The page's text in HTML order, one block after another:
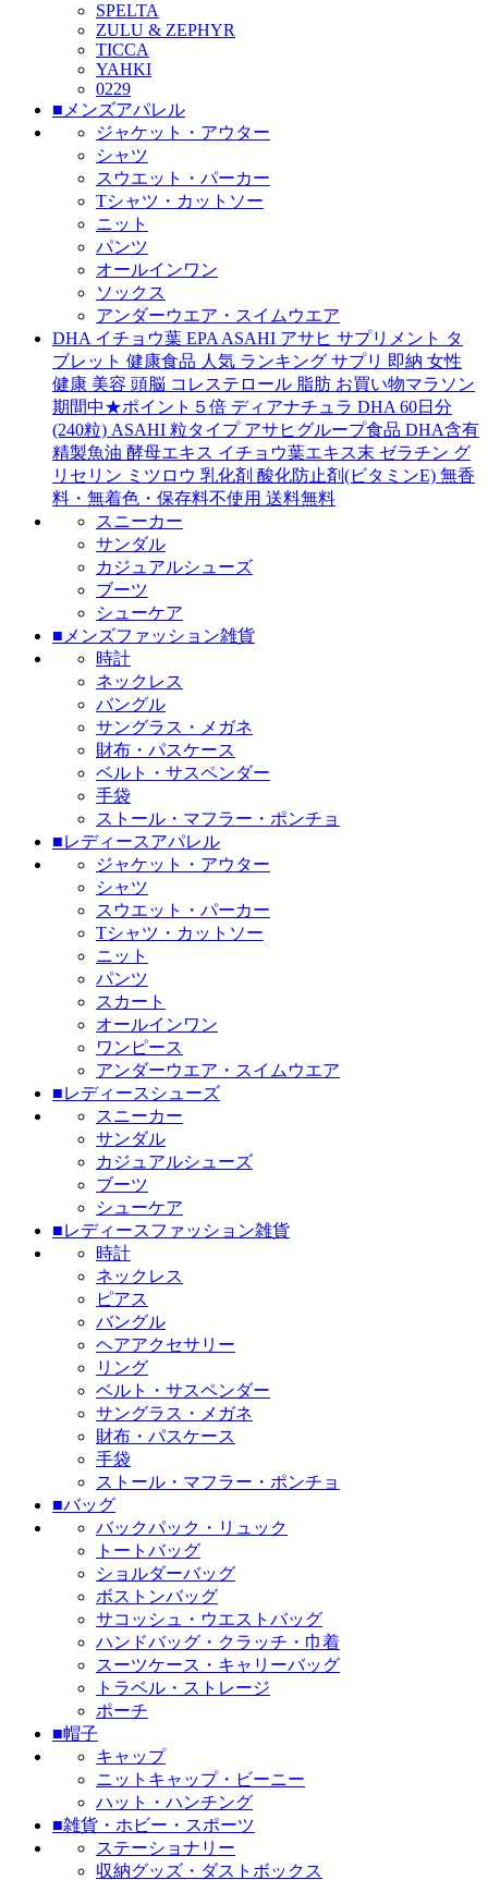
SPELTA
ZULU & ZEPHYR
TICCA
YAHKI
0229
■メンズアパレル
ジャケット・アウター
シャツ
スウエット・パーカー
Tシャツ・カットソー
ニット
パンツ
オールインワン
ソックス
アンダーウエア・スイムウエア
DHA イチョウ葉 EPA ASAHI アサヒ サプリメント タ
ブレット 健康食品 人気 ランキング サプリ 即納 女性
健康 美容 頭脳 コレステロール 脂肪 お買い物マラソン
期間中★ポイント５倍 ディアナチュラ DHA 60日分
(240粒) ASAHI 粒タイプ アサヒグループ食品 DHA含有
精製魚油 酵母エキス イチョウ葉エキス末 ゼラチン グ
リセリン ミツロウ 乳化剤 酸化防止剤(ビタミンE) 無香
料・無着色・保存料不使用 送料無料
スニーカー
サンダル
カジュアルシューズ
ブーツ
シューケア
■メンズファッション雑貨
時計
ネックレス
バングル
サングラス・メガネ
財布・パスケース
ベルト・サスペンダー
手袋
ストール・マフラー・ポンチョ
■レディースアパレル
ジャケット・アウター
シャツ
スウエット・パーカー
Tシャツ・カットソー
ニット
パンツ
スカート
オールインワン
ワンピース
アンダーウエア・スイムウエア
■レディースシューズ
スニーカー
サンダル
カジュアルシューズ
ブーツ
シューケア
■レディースファッション雑貨
時計
ネックレス
ピアス
バングル
ヘアアクセサリー
リング
ベルト・サスペンダー
サングラス・メガネ
財布・パスケース
手袋
ストール・マフラー・ポンチョ
■バッグ
バックパック・リュック
トートバッグ
ショルダーバッグ
ボストンバッグ
サコッシュ・ウエストバッグ
ハンドバッグ・クラッチ・巾着
スーツケース・キャリーバッグ
トラベル・ストレージ
ポーチ
■帽子
キャップ
ニットキャップ・ビーニー
ハット・ハンチング
■雑貨・ホビー・スポーツ
ステーショナリー
収納グッズ・ダストボックス